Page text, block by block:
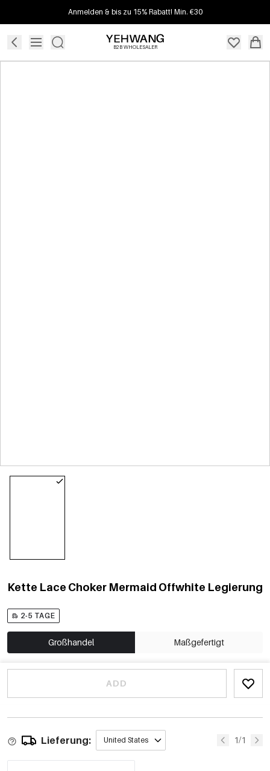
Anmelden & bis zu 15% Rabatt! Min. €30
B2B WHOLESALER
Kette Lace Choker Mermaid Offwhite Legierung
2-5 TAGE
Großhandel Maßgefertigt
ADD
Lieferung: United States 1/1